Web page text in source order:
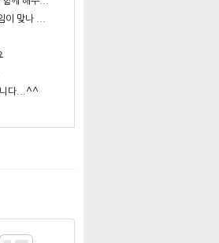
이 맞나 ...
니다...^^